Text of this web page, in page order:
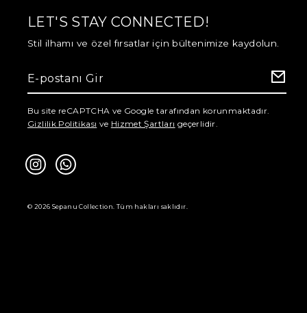
LET'S STAY CONNECTED!
Stil ilhamı ve özel fırsatlar için bültenimize kaydolun.
Bu site reCAPTCHA ve Google tarafından korunmaktadır.
Gizlilik Politikası ve Hizmet Şartları geçerlidir.
© 2026 Sepanu Collection. Tüm hakları saklıdır.